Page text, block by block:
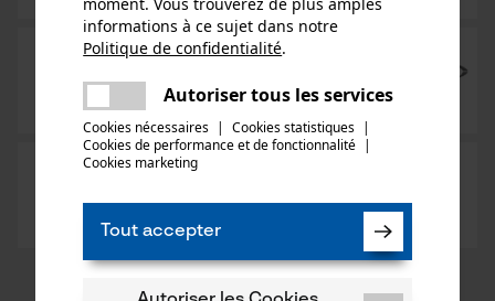
informations à ce sujet dans notre
Politique de confidentialité.
Autoriser tous les services
Cookies nécessaires | Cookies statistiques |
Cookies de performance et de fonctionnalité |
Cookies marketing
Tout accepter
Une erreur s'est produite. Veuillez
essayer encore.
partager
partager
mail